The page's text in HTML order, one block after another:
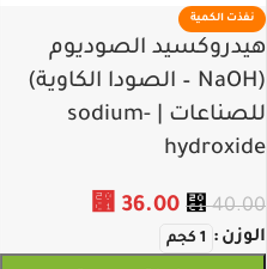
نفذت الكمية
هيدروكسيد الصوديوم
(NaOH – الصودا الكاوية)
للصناعات | sodium-
hydroxide
⃁40.00
⃁ 36.00
الوزن 1 كجم